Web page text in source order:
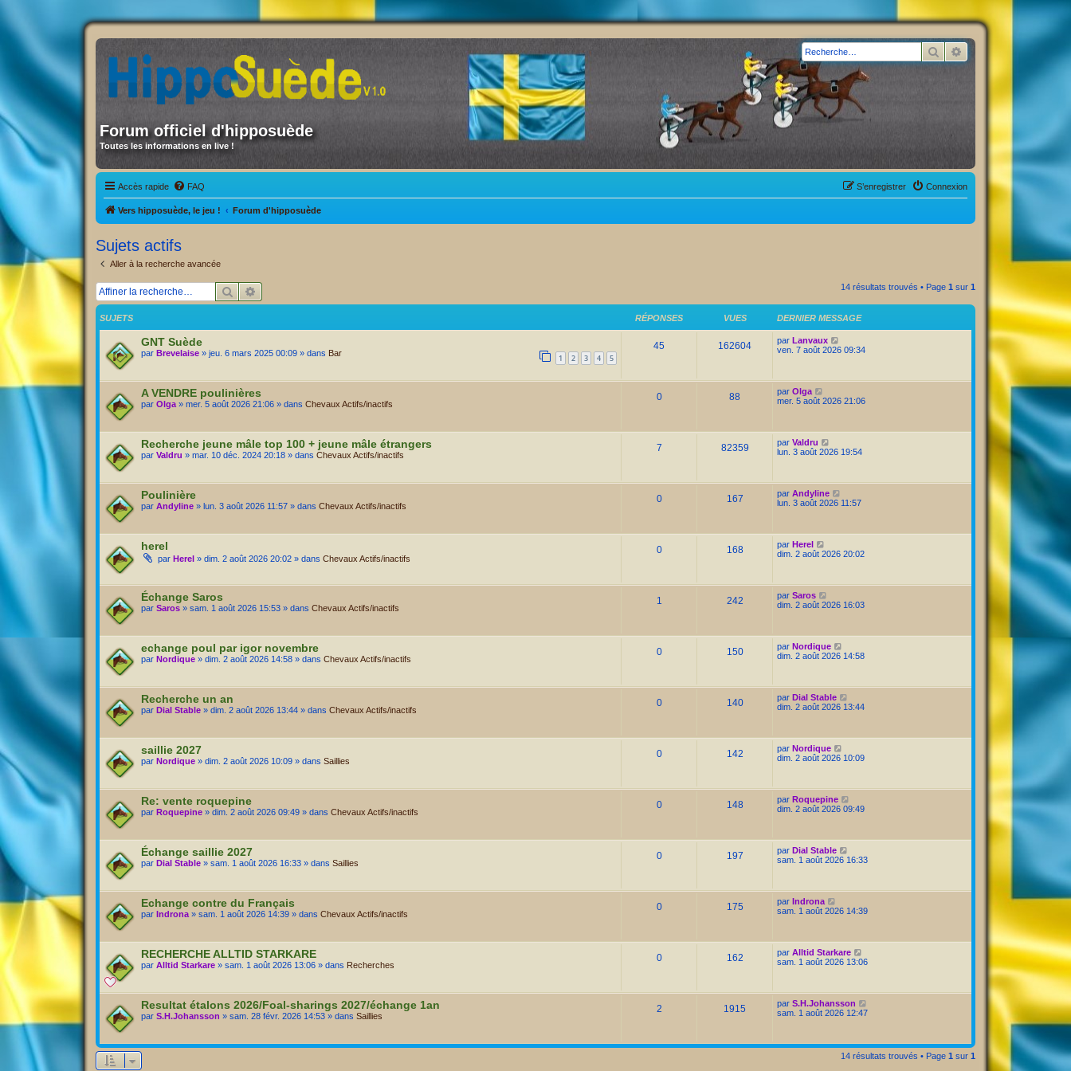
Forum officiel d'hipposuède
Toutes les informations en live !
Rechercher
Accès rapide FAQ Connexion
S’enregistrer
Vers hipposuède, le jeu ! Forum d'hipposuède
Sujets actifs
Aller à la recherche avancée
Rechercher 14 résultats trouvés • Page 1 sur 1
SUJETS RÉPONSES VUES DERNIER MESSAGE
GNT Suède
par Brevelaise » jeu. 6 mars 2025 00:09 » dans Bar 1 2 3 4 5
45 162604 par Lanvaux
ven. 7 août 2026 09:34
A VENDRE poulinières
par Olga » mer. 5 août 2026 21:06 » dans Chevaux Actifs/inactifs
0 88 par Olga
mer. 5 août 2026 21:06
Recherche jeune mâle top 100 + jeune mâle étrangers
par Valdru » mar. 10 déc. 2024 20:18 » dans Chevaux Actifs/inactifs
7 82359 par Valdru
lun. 3 août 2026 19:54
Poulinière
par Andyline » lun. 3 août 2026 11:57 » dans Chevaux Actifs/inactifs
0 167 par Andyline
lun. 3 août 2026 11:57
herel
par Herel » dim. 2 août 2026 20:02 » dans Chevaux Actifs/inactifs
0 168 par Herel
dim. 2 août 2026 20:02
Échange Saros
par Saros » sam. 1 août 2026 15:53 » dans Chevaux Actifs/inactifs
1 242 par Saros
dim. 2 août 2026 16:03
echange poul par igor novembre
par Nordique » dim. 2 août 2026 14:58 » dans Chevaux Actifs/inactifs
0 150 par Nordique
dim. 2 août 2026 14:58
Recherche un an
par Dial Stable » dim. 2 août 2026 13:44 » dans Chevaux Actifs/inactifs
0 140 par Dial Stable
dim. 2 août 2026 13:44
saillie 2027
par Nordique » dim. 2 août 2026 10:09 » dans Saillies
0 142 par Nordique
dim. 2 août 2026 10:09
Re: vente roquepine
par Roquepine » dim. 2 août 2026 09:49 » dans Chevaux Actifs/inactifs
0 148 par Roquepine
dim. 2 août 2026 09:49
Échange saillie 2027
par Dial Stable » sam. 1 août 2026 16:33 » dans Saillies
0 197 par Dial Stable
sam. 1 août 2026 16:33
Echange contre du Français
par Indrona » sam. 1 août 2026 14:39 » dans Chevaux Actifs/inactifs
0 175 par Indrona
sam. 1 août 2026 14:39
RECHERCHE ALLTID STARKARE
par Alltid Starkare » sam. 1 août 2026 13:06 » dans Recherches
0 162 par Alltid Starkare
sam. 1 août 2026 13:06
Resultat étalons 2026/Foal-sharings 2027/échange 1an
par S.H.Johansson » sam. 28 févr. 2026 14:53 » dans Saillies
2 1915 par S.H.Johansson
sam. 1 août 2026 12:47
14 résultats trouvés • Page 1 sur 1